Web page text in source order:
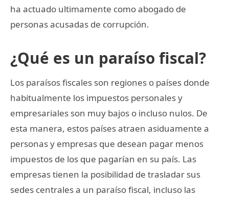
ha actuado ultimamente como abogado de
personas acusadas de corrupción.
¿Qué es un paraíso fiscal?
Los paraísos fiscales son regiones o países donde
habitualmente los impuestos personales y
empresariales son muy bajos o incluso nulos. De
esta manera, estos países atraen asiduamente a
personas y empresas que desean pagar menos
impuestos de los que pagarían en su país. Las
empresas tienen la posibilidad de trasladar sus
sedes centrales a un paraíso fiscal, incluso las